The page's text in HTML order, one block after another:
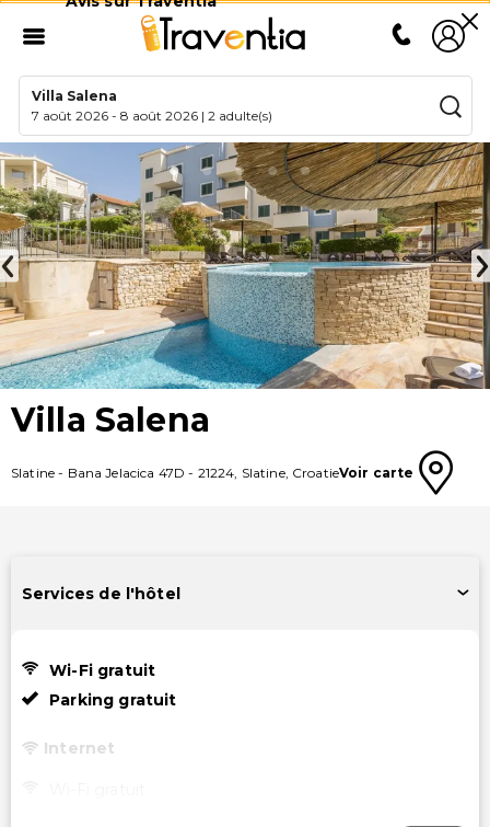
Villa Salena
7 août 2026 -8 août 2026 |2 adulte(s)
Villa Salena
Slatine - Bana Jelacica 47D - 21224, Slatine, CroatieVoir carte
Services de l'hôtel
Wi-Fi gratuit
Parking gratuit
Internet